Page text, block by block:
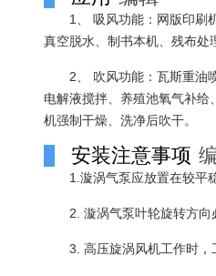
1、 吸风功能：网版印刷
真空脱水、制书本机、残布处
2、 吹风功能：瓦斯重油
电解液搅拌、养殖池氧气补给
机强制干燥、洗净后吹干。
安装注意事项
1.漩涡气泵应放置在较平
2. 漩涡气泵叶轮旋转方向
3. 高压旋涡风机工作时，